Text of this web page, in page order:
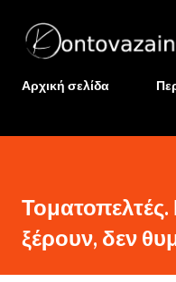
Αρχική σελίδα
Τοματοπελτές.
ξέρουν, δεν